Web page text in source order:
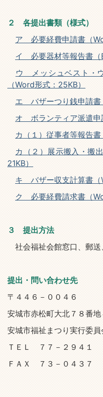
２ 各提出書類（様式）
ア 必要経費申請書（
イ 必要器材等報告書（
ウ メッシュベスト・
（Word形式：25KB）
エ バザーつり銭申請書
オ ボランティア派遣申
カ（１）従事者等報告書
カ（２）展示搬入・搬
21KB）
キ バザー収支計算書（
ク 必要経費請求書（
３ 提出方法
社会福祉会館窓口、郵送
提出・問い合わせ先
〒４４６－００４６
安城市赤松町大北７８番地
安城市福祉まつり実行委員
ＴＥＬ ７７－２９４１
ＦＡＸ ７３－０４３７